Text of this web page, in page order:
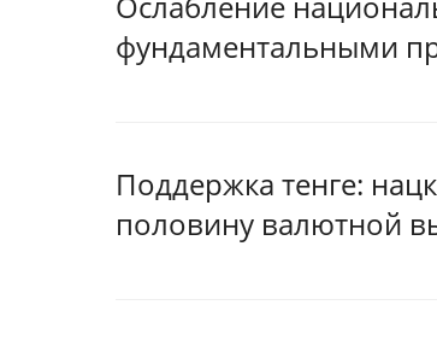
фундаментальными
Поддержка тенге:
половину валютной